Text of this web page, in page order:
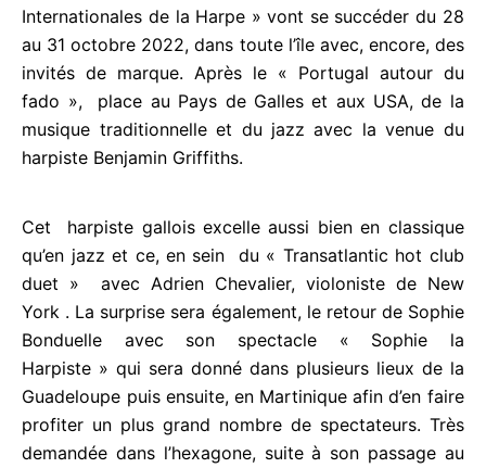
Internationales de la Harpe » vont se succéder du
28 au 31 octobre 2022, dans toute l’île avec,
encore, des invités de marque. Après le « Portugal
autour du fado », place au Pays de Galles et aux
USA, de la musique traditionnelle et du jazz avec la
venue du harpiste Benjamin Griffiths.
Cet harpiste gallois excelle aussi bien en classique
qu’en jazz et ce, en sein du « Transatlantic hot club
duet » avec Adrien Chevalier, violoniste de New
York . La surprise sera également, le retour de
Sophie Bonduelle avec son spectacle « Sophie la
Harpiste » qui sera donné dans plusieurs lieux de la
Guadeloupe puis ensuite, en Martinique afin d’en
faire profiter un plus grand nombre de spectateurs.
Très demandée dans l’hexagone, suite à son